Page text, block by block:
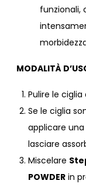
funzionali,
MODALITÀ
Pulire le ciglia
Se le ciglia
applicare
lasciare
Miscelare
POWDER in